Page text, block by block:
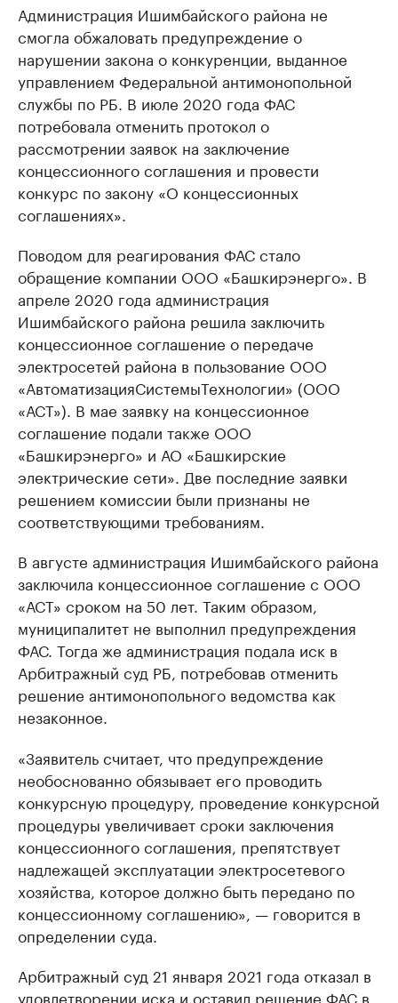
Администрация Ишимбайского района не
смогла обжаловать предупреждение о
нарушении закона о конкуренции, выданное
управлением Федеральной антимонопольной
службы по РБ. В июле 2020 года ФАС
потребовала отменить протокол о
рассмотрении заявок на заключение
концессионного соглашения и провести
конкурс по закону «О концессионных
соглашениях».
Поводом для реагирования ФАС стало
обращение компании ООО «Башкирэнерго». В
апреле 2020 года администрация
Ишимбайского района решила заключить
концессионное соглашение о передаче
электросетей района в пользование ООО
«АвтоматизацияСистемыТехнологии» (ООО
«АСТ»). В мае заявку на концессионное
соглашение подали также ООО
«Башкирэнерго» и АО «Башкирские
электрические сети». Две последние заявки
решением комиссии были признаны не
соответствующими требованиям.
В августе администрация Ишимбайского района
заключила концессионное соглашение с ООО
«АСТ» сроком на 50 лет. Таким образом,
муниципалитет не выполнил предупреждения
ФАС. Тогда же администрация подала иск в
Арбитражный суд РБ, потребовав отменить
решение антимонопольного ведомства как
незаконное.
«Заявитель считает, что предупреждение
необоснованно обязывает его проводить
конкурсную процедуру, проведение конкурсной
процедуры увеличивает сроки заключения
концессионного соглашения, препятствует
надлежащей эксплуатации электросетевого
хозяйства, которое должно быть передано по
концессионному соглашению», — говорится в
определении суда.
Арбитражный суд 21 января 2021 года отказал в
удовлетворении иска и оставил решение ФАС в